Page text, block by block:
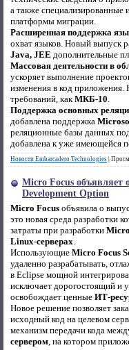
а также специализированные
платформы миграции.
Расширенная поддержка
охват языков. Новый выпуск
Java, JEE дополнительные
Массовая деятельности в
ускоряет выполнение
изменения в код
требований, какМКБ-10.
Поддержка основных
добавлена поддержка
реляционные базы данных
добавлена к уже имеющейся
Новости Embarcadero Technologies
Micro Focus объявляет
Development Option
Micro Focus объявила о
это новая среда разработки
затраты при разработки
Linux-серверах.
Использующие Micro Focus
удаленно разрабатывать,
в Eclipse мощной
исключает дорогостоящий и
освобождает ценные ИТ-
Новое решение позволяет
исходный код на целевом
механизм передачи кода
сервером, на котором